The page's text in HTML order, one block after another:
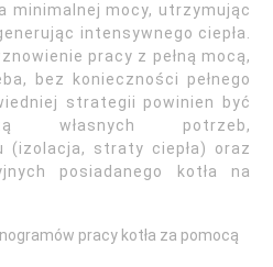
minimalnej mocy, utrzymując
intensywnego ciepła.
pracy z pełną mocą,
bez konieczności pełnego
strategii powinien być
własnych potrzeb,
(izolacja, straty ciepła) oraz
posiadanego kotła na
pracy kotła za pomocą